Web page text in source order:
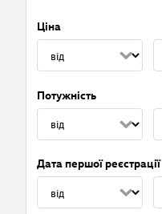
Ціна
Потужність
Дата першої реєстрації